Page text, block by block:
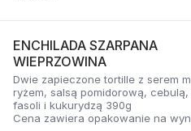
ENCHILADA SZARPANA
WIEPRZOWINA
Dwie zapieczone tortille z serem
ryżem, salsą pomidorową, cebulą,
fasoli i kukurydzą 390g
Cena zawiera opakowanie na